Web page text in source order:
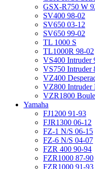
GSX-R750 W
SV400 98-02
SV650 03-12
SV650 99-02
TL 1000 S
TL1000R 98-02
VS400 Intruder
VS750 Intruder
VZ400
VZ800 Intruder
VZR1800
Yamaha
FJ1200 91-93
FJR1300 06-12
FZ-1 N/S 06-15
FZ-6 N/S 04-07
FZR 400 90-94
FZR1000 87-90
FZR1000 91-93